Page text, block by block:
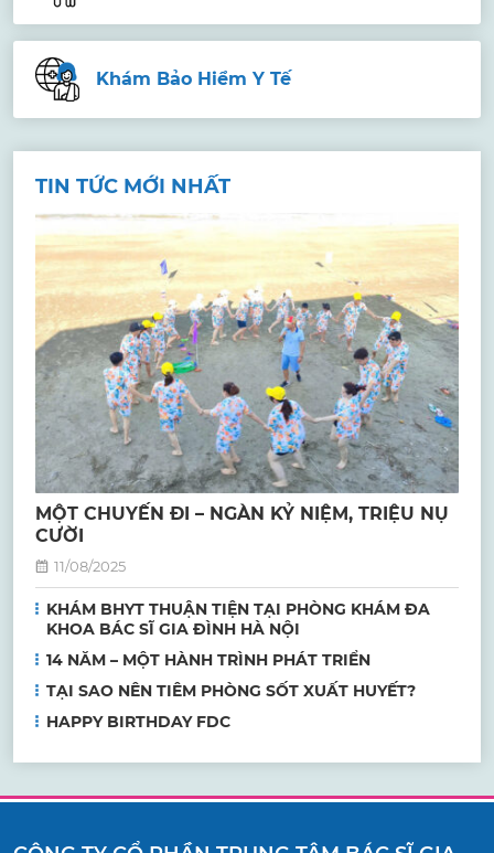
Khám Bảo Hiểm Y Tế
TIN TỨC MỚI NHẤT
MỘT CHUYẾN ĐI – NGÀN KỶ NIỆM, TRIỆU NỤ
CƯỜI
11/08/2025
KHÁM BHYT THUẬN TIỆN TẠI PHÒNG KHÁM ĐA
KHOA BÁC SĨ GIA ĐÌNH HÀ NỘI
14 NĂM – MỘT HÀNH TRÌNH PHÁT TRIỂN
TẠI SAO NÊN TIÊM PHÒNG SỐT XUẤT HUYẾT?
HAPPY BIRTHDAY FDC